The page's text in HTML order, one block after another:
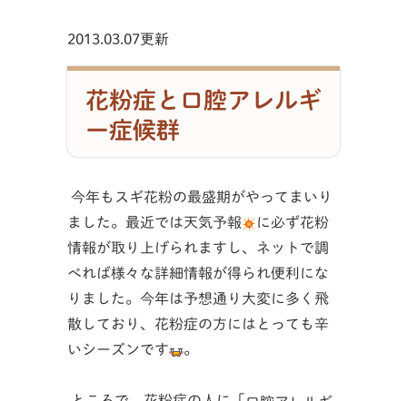
2013.03.07更新
花粉症と口腔アレルギ
ー症候群
今年もスギ花粉の最盛期がやってまいり
ました。最近では天気予報
に必ず花粉
情報が取り上げられますし、ネットで調
べれば様々な詳細情報が得られ便利にな
りました。今年は予想通り大変に多く飛
散しており、花粉症の方にはとっても辛
いシーズンです
。